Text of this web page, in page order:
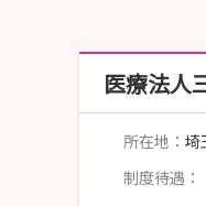
医療法人
所在地： 埼
制度待遇：